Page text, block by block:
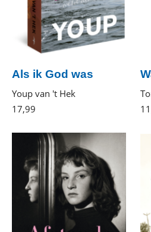
Als ik God was
Youp van 't Hek
17,99
11